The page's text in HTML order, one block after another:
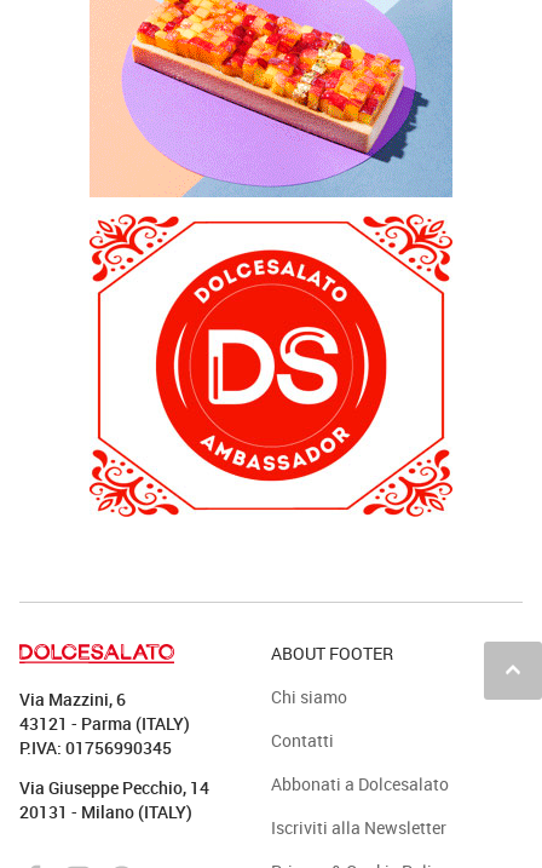
keyboard_arrow_up
Via Mazzini, 6
43121 - Parma (ITALY)
P.IVA: 01756990345
Via Giuseppe Pecchio, 14
20131 - Milano (ITALY)
ABOUT FOOTER
Chi siamo
Contatti
Abbonati a Dolcesalato
Iscriviti alla Newsletter